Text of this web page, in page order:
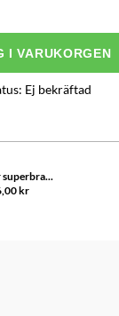
I VARUKORGEN
: Ej bekräftad
superbra...
kr